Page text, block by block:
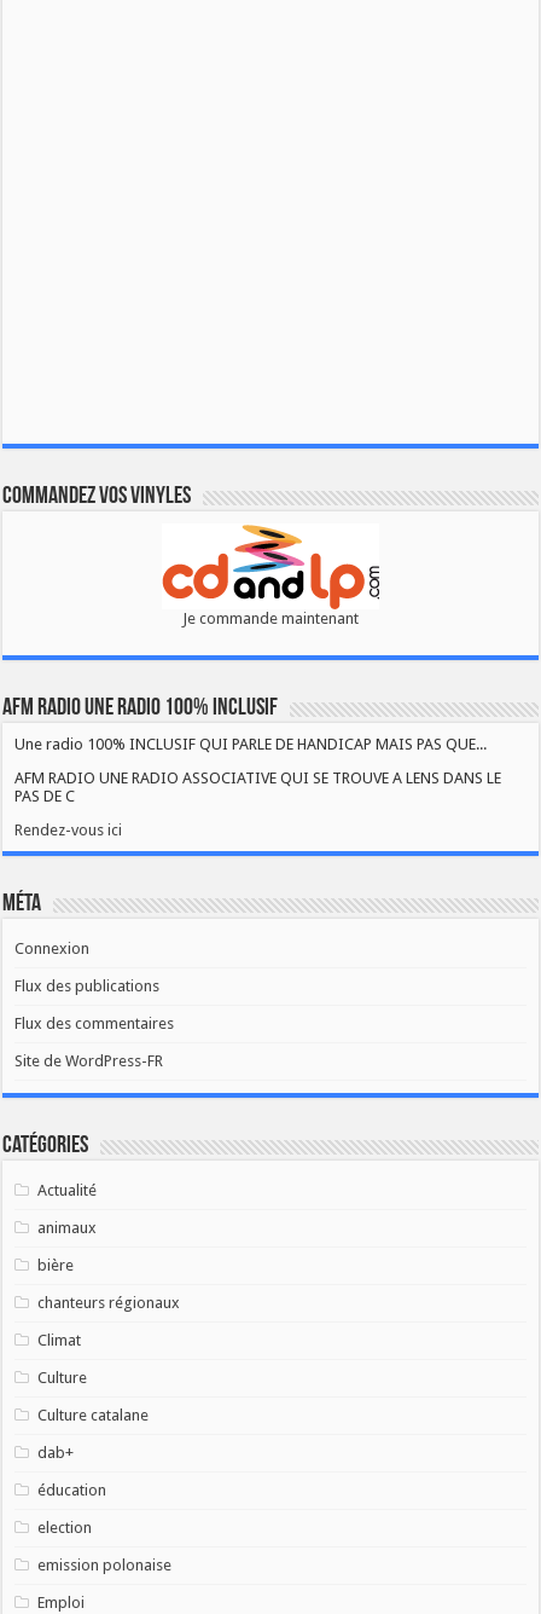
Commandez vos vinyles
Je commande maintenant
AFM RADIO UNE RADIO 100% INCLUSIF
Une radio 100% INCLUSIF QUI PARLE DE HANDICAP MAIS PAS QUE...
AFM RADIO UNE RADIO ASSOCIATIVE QUI SE TROUVE A LENS DANS LE
PAS DE C
Rendez-vous ici
Méta
Connexion
Flux des publications
Flux des commentaires
Site de WordPress-FR
Catégories
Actualité
animaux
bière
chanteurs régionaux
Climat
Culture
Culture catalane
dab+
éducation
election
emission polonaise
Emploi